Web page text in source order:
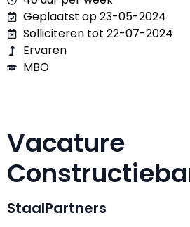
Geplaatst op 23-05-2024
Solliciteren tot 22-07-2024
Ervaren
MBO
Vacature
StaalPartners